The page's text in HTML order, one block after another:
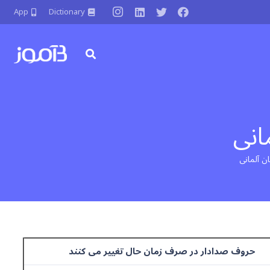
Dictionary
App
آلمانی
حروف صدادار در صرف زمان حال تغییر می کنند